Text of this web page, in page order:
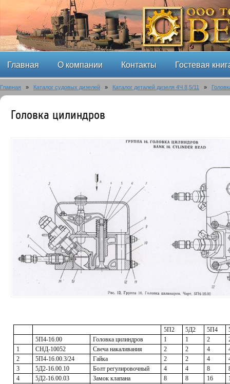
Главная О компании Контакты Гостевая
Главная » Каталог судовых дизелей » Каталог деталей дизеля 4Ч 8,5/11 »
Головка цилиндров
5П2 5Д2 5П4
5П4-16.00
Головка цилиндров 1 1 2
1
СНД-10052 Свеча накаливания 2 2 4
2
5П4-16.00.3/24 Гайка 2 2 4
3
5Д2-16.00.10 Болт регулировочный 4 4 8
4
5Д2-16.00.03 Замок клапана 8 8 16